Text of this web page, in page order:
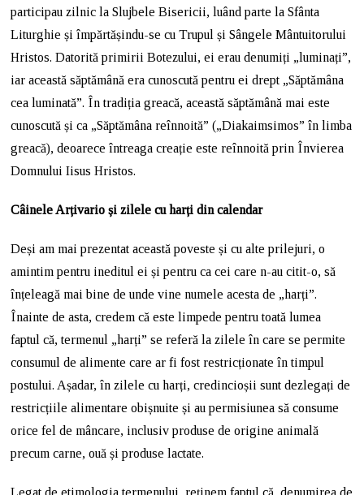
participau zilnic la Slujbele Bisericii, luând parte la Sfânta
Liturghie și împărtășindu-se cu Trupul și Sângele Mântuitorului
Hristos. Datorită primirii Botezului, ei erau denumiți „luminați”,
iar această săptămână era cunoscută pentru ei drept „Săptămâna
cea luminată”. În tradiția greacă, această săptămână mai este
cunoscută și ca „Săptămâna reînnoită” („Diakaimsimos” în limba
greacă), deoarece întreaga creație este reînnoită prin Învierea
Domnului Iisus Hristos.
Câinele Arțivario și zilele cu harți din calendar
Deși am mai prezentat această poveste și cu alte prilejuri, o
amintim pentru ineditul ei și pentru ca cei care n-au citit-o, să
înțeleagă mai bine de unde vine numele acesta de „harți”.
Înainte de asta, credem că este limpede pentru toată lumea
faptul că, termenul „harți” se referă la zilele în care se permite
consumul de alimente care ar fi fost restricționate în timpul
postului. Așadar, în zilele cu harți, credincioșii sunt dezlegați de
restricțiile alimentare obișnuite și au permisiunea să consume
orice fel de mâncare, inclusiv produse de origine animală
precum carne, ouă și produse lactate.
Legat de etimologia termenului, reținem faptul că, denumirea de